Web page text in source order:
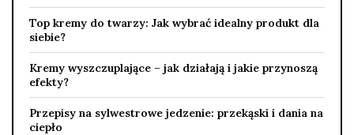
Top kremy do twarzy: Jak wybrać idealny produkt dla
siebie?
Kremy wyszczuplające – jak działają i jakie przynoszą
efekty?
Przepisy na sylwestrowe jedzenie: przekąski i dania na
ciepło